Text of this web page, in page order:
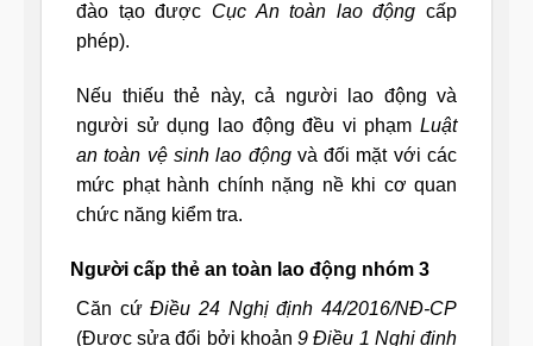
đào tạo được Cục An toàn lao động cấp
phép).
Nếu thiếu thẻ này, cả người lao động và
người sử dụng lao động đều vi phạm Luật
an toàn vệ sinh lao độngvà đối mặt với các
mức phạt hành chính nặng nề khi cơ quan
chức năng kiểm tra.
Người cấp thẻ an toàn lao động nhóm 3
Căn cứĐiều 24 Nghị định 44/2016/NĐ-CP
(Được sửa đổi bởi khoản9 Điều 1 Nghị định